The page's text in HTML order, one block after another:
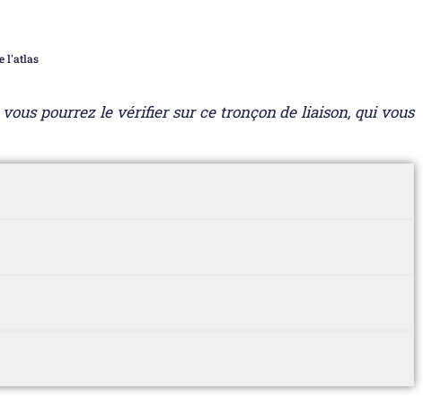
l'atlas
pourrez le vérifier sur ce tronçon de liaison, qui vous